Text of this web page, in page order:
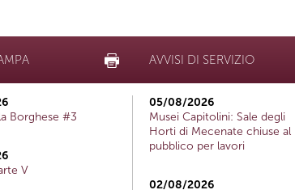
Borghese #3
V
AVVISI DI SERVIZIO
05/08/2026
Musei Capitolini: Sale degli
Horti di Mecenate chiuse al
pubblico per lavori
02/08/2026